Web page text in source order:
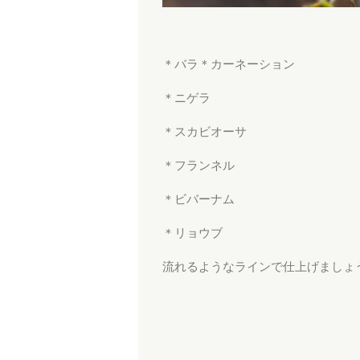
＊バラ＊カーネーション
＊ニゲラ
＊スカビオーサ
＊フランネル
＊ビバーナム
＊リョウブ
流れるようなラインで仕上げましょ